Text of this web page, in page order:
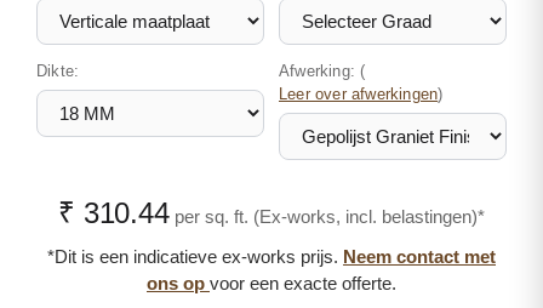
Dikte: Afwerking: (
Leer over afwerkingen)
₹ 310.44 per sq. ft. (Ex-works, incl. belastingen)*
*Dit is een indicatieve ex-works prijs. Neem contact met
ons op voor een exacte offerte.